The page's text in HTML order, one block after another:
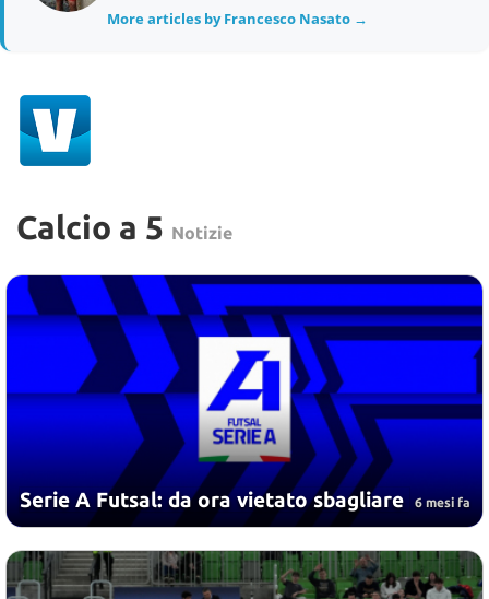
More articles by Francesco Nasato →
Calcio a 5 Notizie
Serie A Futsal: da ora vietato sbagliare 6 mesi fa